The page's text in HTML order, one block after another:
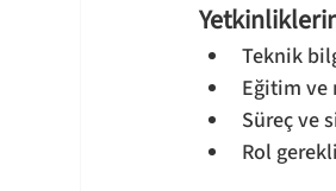
Teknik
Eğitim ve
Süreç ve
Rol